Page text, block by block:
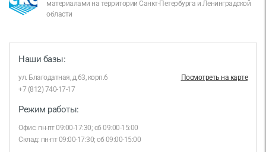
материалами на территории Санкт-Петербурга и Ленинградской
области
Наши базы:
ул. Благодатная, д.63, корп.6
Посмотреть на карте
+7 (812) 740-17-17
Режим работы:
Офис: пн-пт 09:00-17:30; сб 09:00-15:00
Склад: пн-пт 09:00-17:30; сб 09:00-15:00